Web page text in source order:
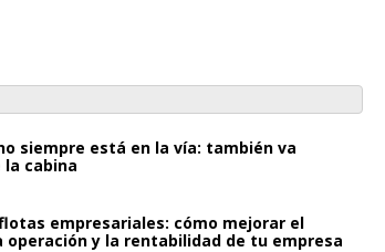
siempre está en la vía: también va
cabina
flotas empresariales: cómo mejorar el
operación y la rentabilidad de tu empresa